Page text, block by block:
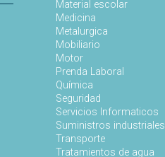
Material escolar
Medicina
Metalurgica
Mobiliario
Motor
Prenda Laboral
Química
Seguridad
Servicios Informaticos
Suministros industriales
Transporte
Tratamientos de agua